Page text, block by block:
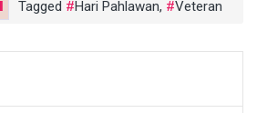
Tagged Hari Pahlawan, Veteran